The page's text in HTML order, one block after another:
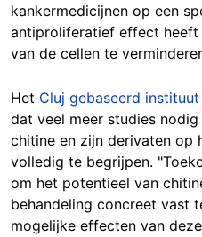
kankermedicijnen op een
antiproliferatief effect heeft
van de cellen te
Het Cluj gebaseerd instituut
dat veel meer studies
chitine en zijn derivaten op
volledig te begrijpen.
om het potentieel van
behandeling concreet vast
mogelijke effecten van